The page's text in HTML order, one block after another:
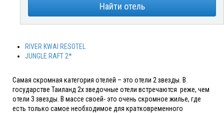
Найти отель
RIVER KWAI RESOTEL
JUNGLE RAFT 2*
Самая скромная категория отелей – это отели 2 звезды. В
государстве Таиланд 2х зведочные отели встречаются реже, чем
отели 3 звезды. В массе своей- это очень скромное жилье, где
есть только самое необходимое для кратковременного